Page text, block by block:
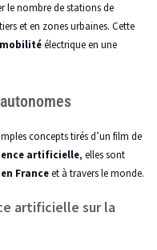
le nombre de stations de
et en zones urbaines. Cette
mobilitéélectrique en une
concepts tirés d’un film de
artificielle, elles sont
Franceet à travers le monde.
artificielle sur la